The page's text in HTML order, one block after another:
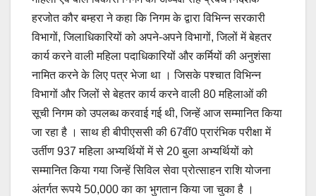
हरजोत कौर बम्हरा ने कहा कि निगम के द्वारा विभिन्न सरकारी
विभागों, जिलाधिकारियों को अपने-अपने विभागों, जिलों में बेहतर
कार्य करने वाली महिला पदाधिकारियों और कर्मियों की अनुशंसा
नामित करने के लिए पत्र भेजा था । जिसके पश्चात विभिन्न
विभागों और जिलों से बेहतर कार्य करने वाली 80 महिलाओं की
सूची निगम को उपलब्ध करवाई गई थी, जिन्हें आज सम्मानित किया
जा रहा है । साथ ही बीपीएससी की 67वीं0 प्रारंभिक परीक्षा में
उर्तीण 937 महिला अभ्यर्थियों में से 20 बुला अभ्यर्थियों को
सम्मानित किया गया जिन्हें सिविल सेवा प्रोत्साहन राशि योजना
अंतर्गत रूपये 50,000 का का भुगतान किया जा चुका है ।